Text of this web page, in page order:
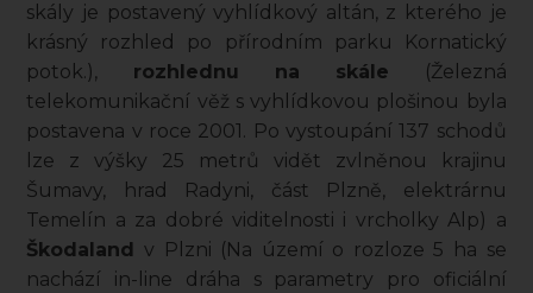
skály je postavený vyhlídkový altán, z kterého je
krásný rozhled po přírodním parku Kornatický
potok.), rozhlednu na skále (Železná
telekomunikační věž s vyhlídkovou plošinou byla
postavena v roce 2001. Po vystoupání 137 schodů
lze z výšky 25 metrů vidět zvlněnou krajinu
Šumavy, hrad Radyni, část Plzně, elektrárnu
Temelín a za dobré viditelnosti i vrcholky Alp) a
Škodaland v Plzni (Na území o rozloze 5 ha se
nachází in-line dráha s parametry pro oficiální